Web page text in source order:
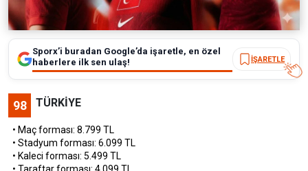
Sporx’i buradan Google’da işaretle, en özel
haberlere ilk sen ulaş!
İŞARETLE
98 TÜRKİYE
• Maç forması: 8.799 TL
• Stadyum forması: 6.099 TL
• Kaleci forması: 5.499 TL